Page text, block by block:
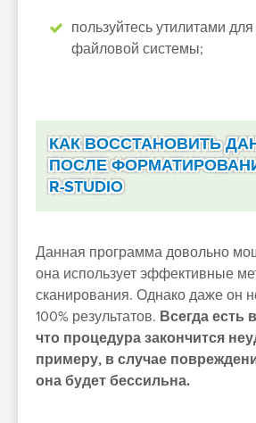
пользуйтесь утилитами
файловой системы;
КАК ВОССТАНОВИТЬ
ПОСЛЕ
R-STUDIO
Данная программа довольно
она использует эффективные
сканирования. Однако даже он
100% результатов. Всегда есть
что процедура закончится
примеру, в случае
она будет бессильна.